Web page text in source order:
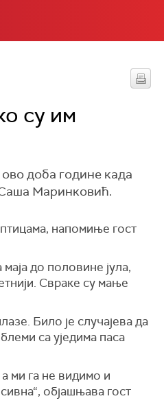
су им
доба године када
Саша Маринковић.
птицама, напомиње гост
до половине јула,
Свраке су мање
Било је случајева да
са уједима паса
а ми га не видимо и
објашњава гост